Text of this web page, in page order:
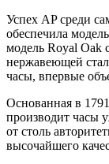
Успех AP среди
обеспечила
модель Royal Oak
нержавеющей
часы, впервые
Основанная в
производит часы
от столь
высочайшего